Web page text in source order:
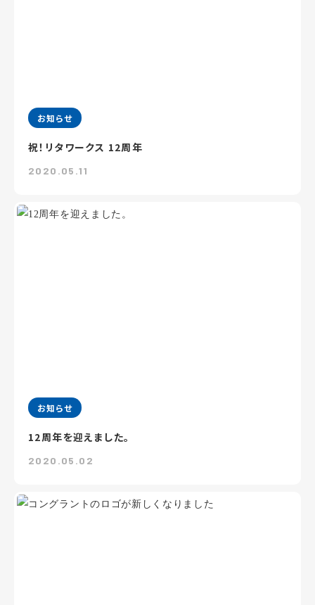
お知らせ
祝！リタワークス 12周年
2020.05.11
お知らせ
12周年を迎えました。
2020.05.02